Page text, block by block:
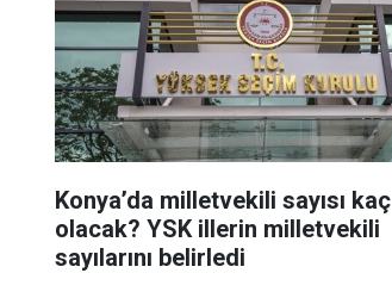
Konya’da milletvekili sayısı kaç
olacak? YSK illerin milletvekili
sayılarını belirledi